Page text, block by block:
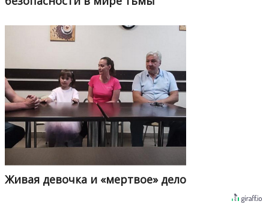
Живая девочка и «мертвое» дело